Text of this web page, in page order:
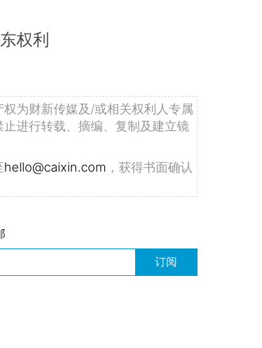
权利
为财新传媒及/或相关权利人专属
进行转载、摘编、复制及建立镜
hello@caixin.com ，获得书面确认
订阅